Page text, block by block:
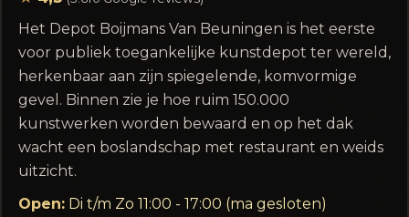
Het Depot Boijmans Van Beuningen is het eerste
voor publiek toegankelijke kunstdepot ter wereld,
herkenbaar aan zijn spiegelende, komvormige
gevel. Binnen zie je hoe ruim 150.000
kunstwerken worden bewaard en op het dak
wacht een boslandschap met restaurant en weids
uitzicht.
Open:Di t/m Zo 11:00 - 17:00 (ma gesloten)